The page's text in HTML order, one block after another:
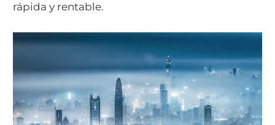
rápida y rentable.